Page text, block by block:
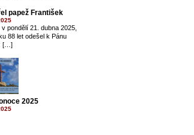
papež František
v pondělí 21. dubna 2025,
88 let odešel k Pánu
[…]
2025